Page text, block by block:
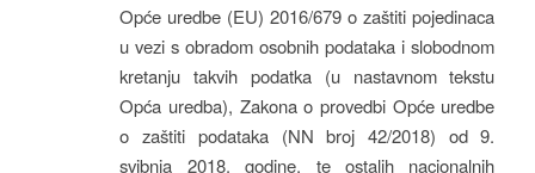
Opće uredbe (EU) 2016/679 o zaštiti pojedinaca
u vezi s obradom osobnih podataka i slobodnom
kretanju takvih podatka (u nastavnom tekstu
Opća uredba), Zakona o provedbi Opće uredbe
o zaštiti podataka (NN broj 42/2018) od 9.
svibnja 2018. godine, te ostalih nacionalnih